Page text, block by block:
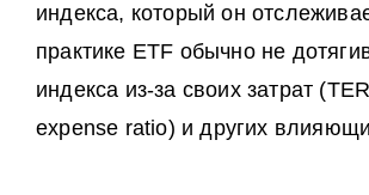
индекса, который он
практике ETF обычно не
индекса из-за своих затрат
expense ratio) и других